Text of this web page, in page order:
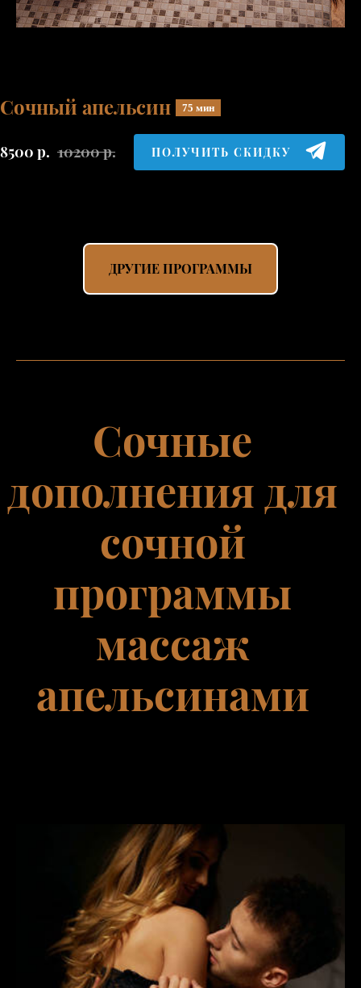
Сочный апельсин 75 мин
8500 р. 10200р. ПОЛУЧИТЬ СКИДКУ
ДРУГИЕ ПРОГРАММЫ
Сочные
дополнения для
сочной
программы
массаж
апельсинами